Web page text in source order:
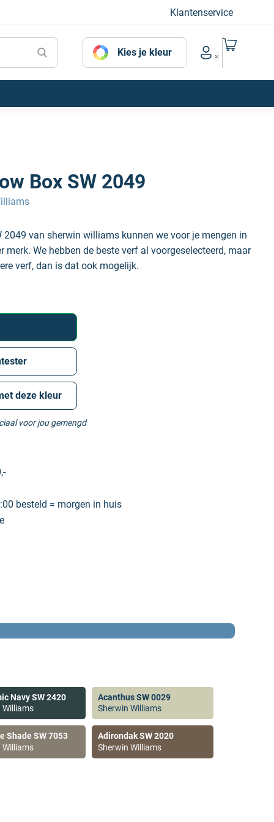
Klantenservice
Kies je kleur
Account menu
Naar mijn
Box SW 2049
2049 van sherwin williams kunnen we voor je mengen in
merk. We hebben de beste verf al voorgeselecteerd, maar
verf, dan is dat ook mogelijk.
deze kleur
voor jou gemengd
besteld = morgen in huis
Navy SW 2420
Williams
Acanthus SW 0029
Sherwin Williams
Shade SW 7053
Williams
Adirondak SW 2020
Sherwin Williams